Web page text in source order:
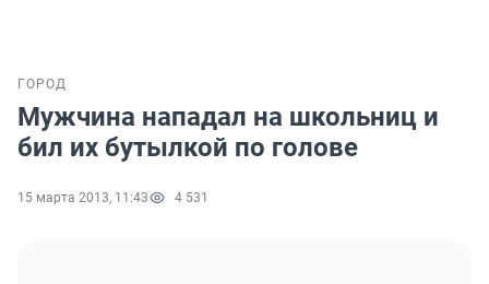
ГОРОД
Мужчина нападал на школьниц и
бил их бутылкой по голове
15 марта 2013, 11:43 4 531